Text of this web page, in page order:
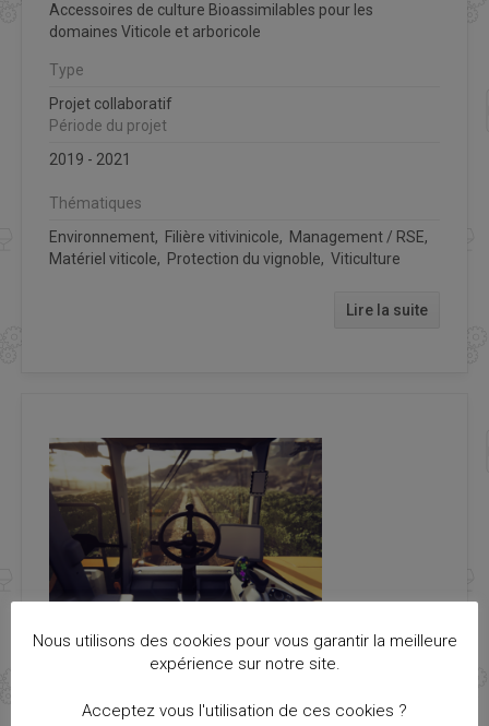
Accessoires de culture Bioassimilables pour les
domaines Viticole et arboricole
Type
Projet collaboratif
Période du projet
2019 - 2021
Thématiques
Environnement, Filière vitivinicole, Management / RSE,
Matériel viticole, Protection du vignoble, Viticulture
Lire la suite
PROJET LABELLISÉ
E-CAB
Nous utilisons des cookies pour vous garantir la meilleure
expérience sur notre site.
Acceptez vous l'utilisation de ces cookies ?